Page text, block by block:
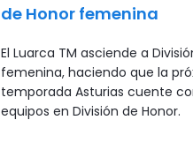
de Honor femenina
El Luarca TM asciende a
femenina, haciendo que la
temporada Asturias cuente
equipos en División de Honor.